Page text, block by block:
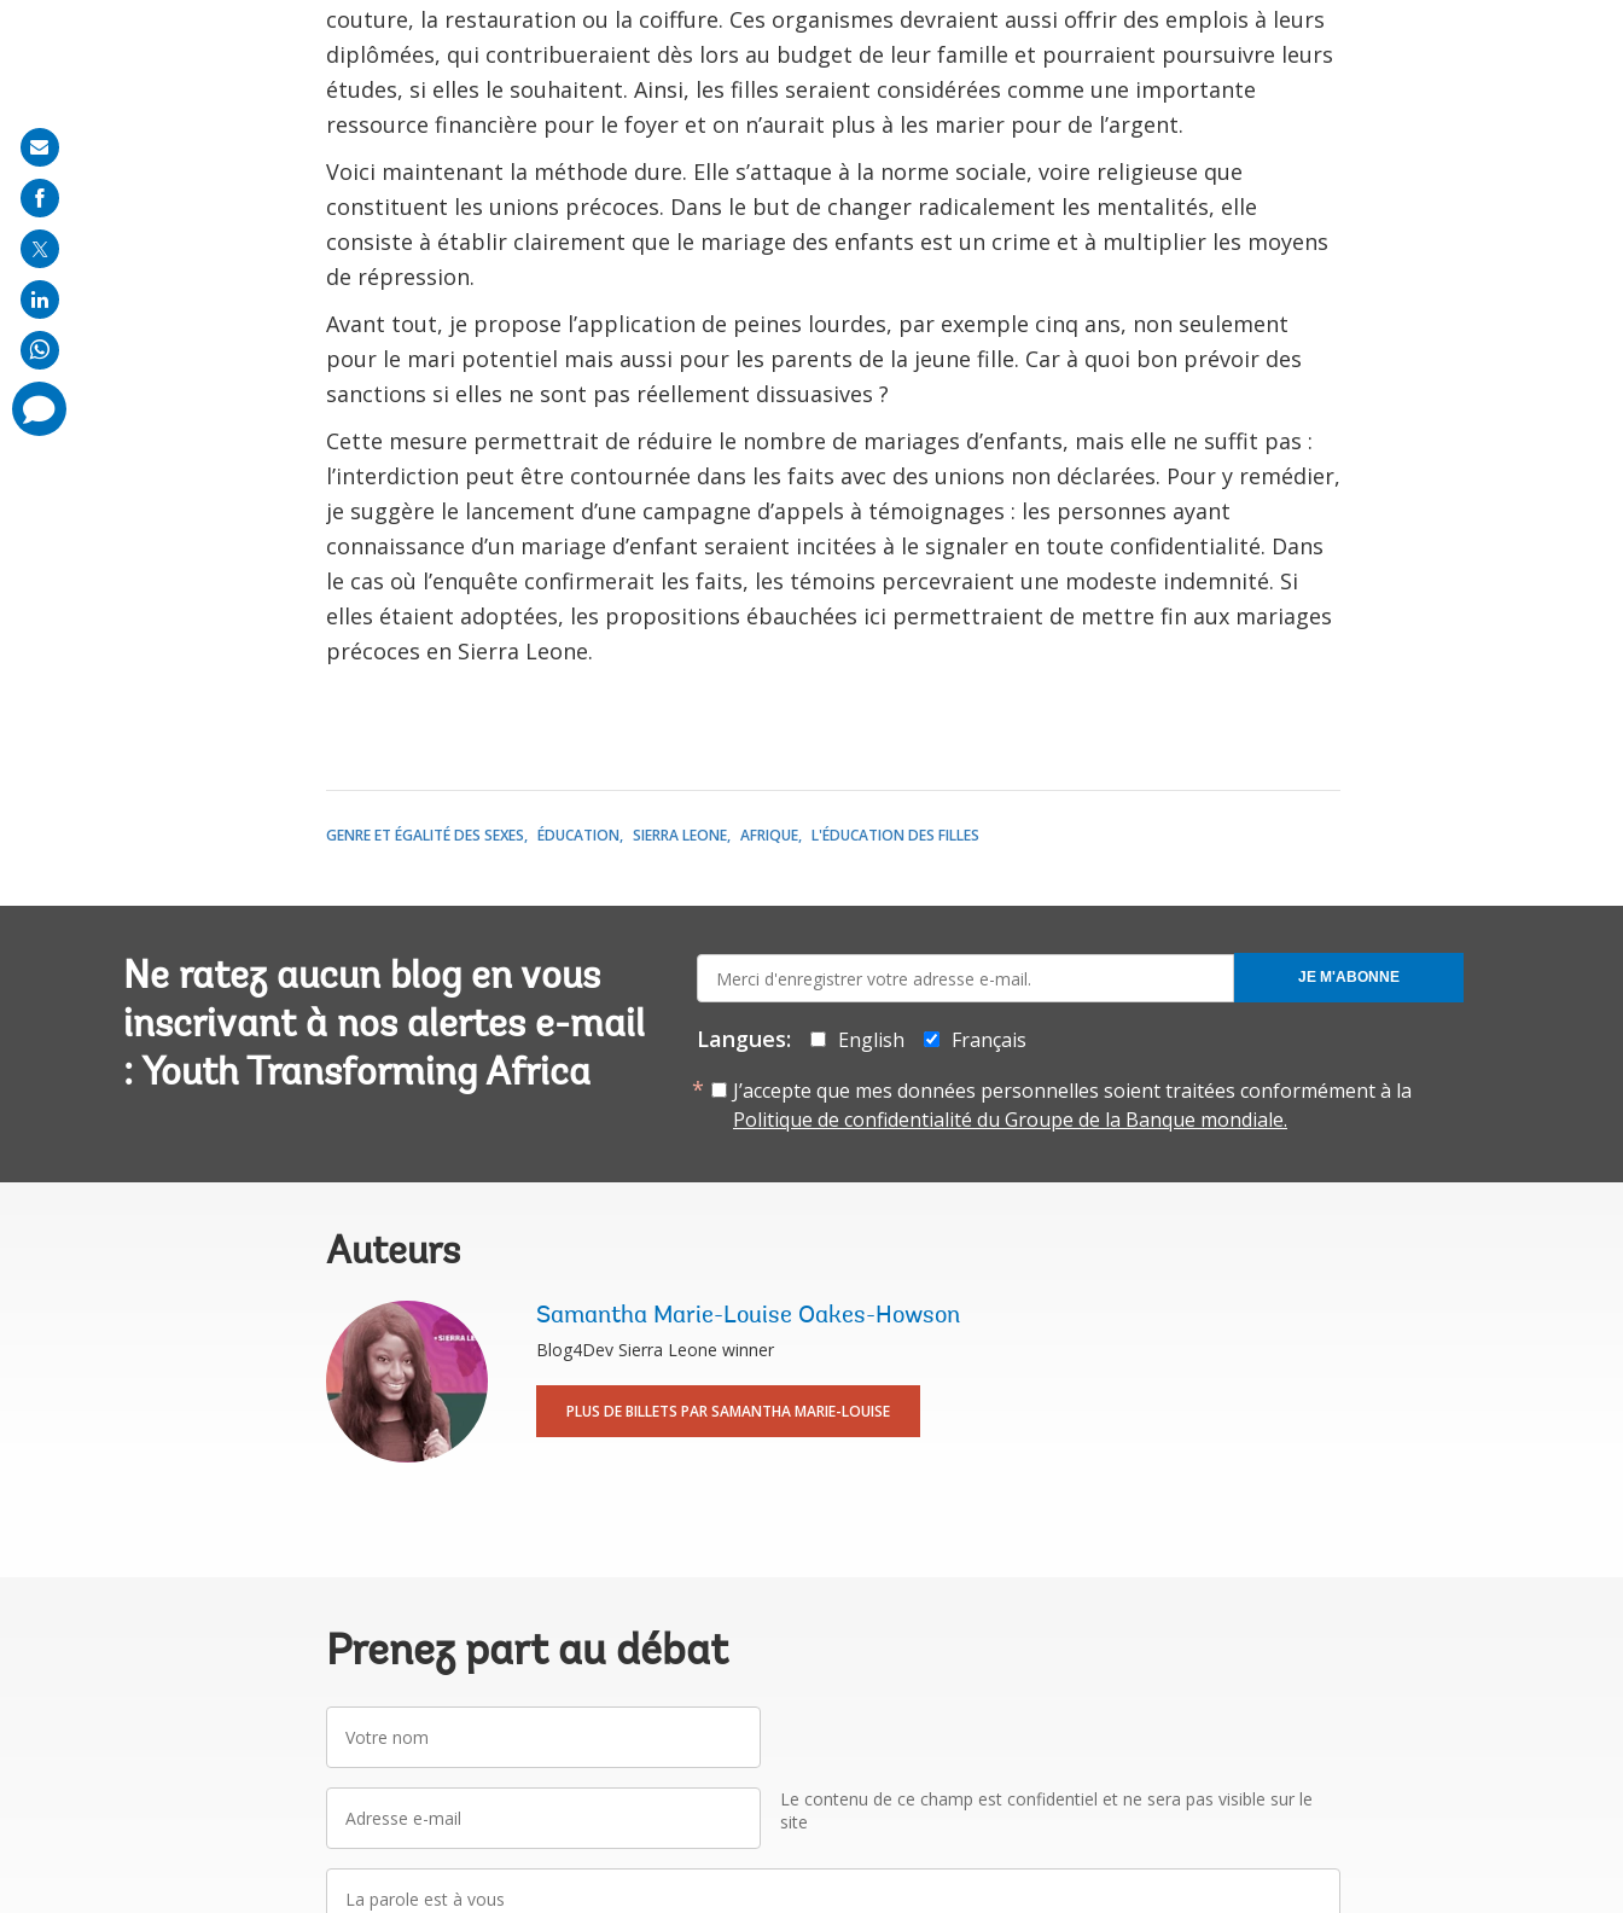
couture, la restauration ou la coiffure. Ces organismes devraient aussi offrir des emplois à leurs
diplômées, qui contribueraient dès lors au budget de leur famille et pourraient poursuivre leurs
études, si elles le souhaitent. Ainsi, les filles seraient considérées comme une importante
ressource financière pour le foyer et on n’aurait plus à les marier pour de l’argent.
Voici maintenant la méthode dure. Elle s’attaque à la norme sociale, voire religieuse que
constituent les unions précoces. Dans le but de changer radicalement les mentalités, elle
consiste à établir clairement que le mariage des enfants est un crime et à multiplier les moyens
de répression.
Avant tout, je propose l’application de peines lourdes, par exemple cinq ans, non seulement
pour le mari potentiel mais aussi pour les parents de la jeune fille. Car à quoi bon prévoir des
sanctions si elles ne sont pas réellement dissuasives ?
Cette mesure permettrait de réduire le nombre de mariages d’enfants, mais elle ne suffit pas :
l’interdiction peut être contournée dans les faits avec des unions non déclarées. Pour y remédier,
je suggère le lancement d’une campagne d’appels à témoignages : les personnes ayant
connaissance d’un mariage d’enfant seraient incitées à le signaler en toute confidentialité. Dans
le cas où l’enquête confirmerait les faits, les témoins percevraient une modeste indemnité. Si
elles étaient adoptées, les propositions ébauchées ici permettraient de mettre fin aux mariages
précoces en Sierra Leone.
GENRE ET ÉGALITÉ DES SEXES ÉDUCATION SIERRA LEONE AFRIQUE L'ÉDUCATION DES FILLES
Ne ratez aucun blog en vous
inscrivant à nos alertes e-mail
: Youth Transforming Africa
mail:
Langues: English
Français
J’accepte que mes données personnelles soient traitées conformément à la
Politique de confidentialité du Groupe de la Banque mondiale.
JE M'ABONNE
Auteurs
Samantha Marie-Louise Oakes-Howson
Blog4Dev Sierra Leone winner
PLUS DE BILLETS PAR SAMANTHA MARIE-LOUISE
Prenez part au débat
nom
Le contenu de ce champ est confidentiel et ne sera pas visible sur le
site
Share
on
mail
comments
added